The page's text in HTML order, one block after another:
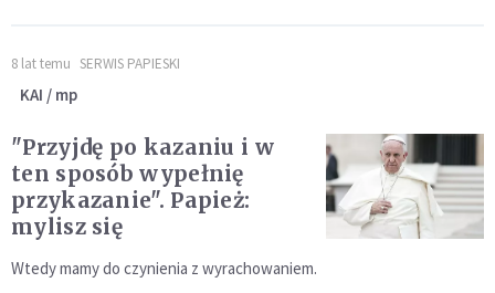
8 lat temu SERWIS PAPIESKI
KAI / mp
"Przyjdę po kazaniu i w
ten sposób wypełnię
przykazanie". Papież:
mylisz się
Wtedy mamy do czynienia z wyrachowaniem.